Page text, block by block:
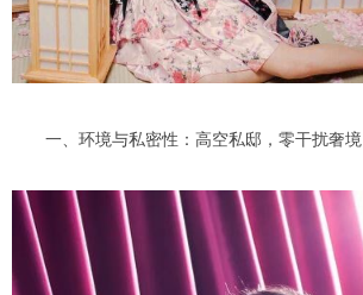
一、环境与私密性：高空私邸，零干扰奢境